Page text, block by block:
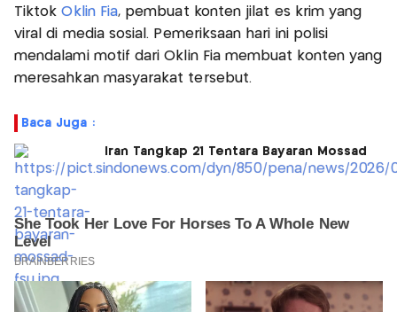
TiktokOklin Fia, pembuat konten jilat es krim yang
viral di media sosial. Pemeriksaan hari ini polisi
mendalami motif dari Oklin Fia membuat konten yang
meresahkan masyarakat tersebut.
Baca Juga :
Iran Tangkap 21 Tentara Bayaran Mossad